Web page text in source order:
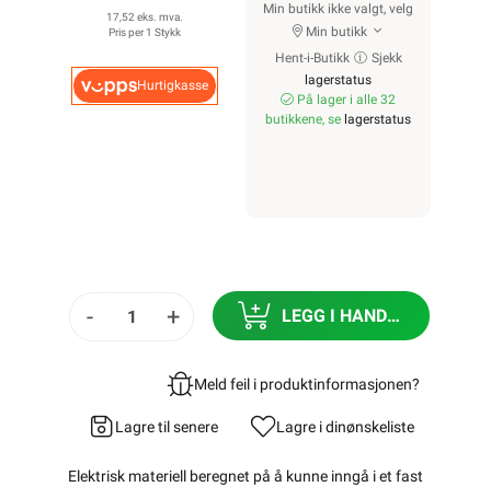
17,52 eks. mva.
Pris per 1 Stykk
Hurtigkasse
Min butikk ikke valgt, velg
Min butikk
Hent-i-Butikk
Sjekk
lagerstatus
På lager i alle 32
butikkene, se lagerstatus
- + LEGG I HANDLEKURV
Meld feil i produktinformasjonen?
Lagre til senere Lagre i dinønskeliste
Elektrisk materiell beregnet på å kunne inngå i et fast